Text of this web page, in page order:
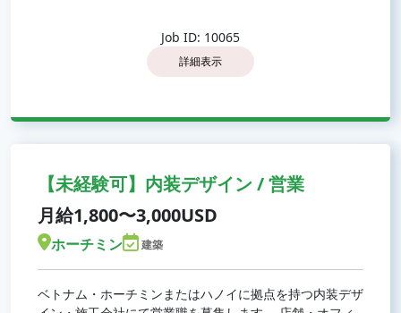
Job ID: 10065
詳細表示
【未経験可】内装デザイン / 営業
月給1,800〜3,000USD
ホーチミン 建築
ベトナム・ホーチミンまたはハノイに拠点を持つ内装デザ